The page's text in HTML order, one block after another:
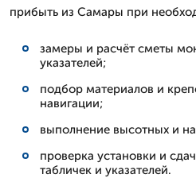
прибыть из Самары при
замеры и расчёт сметы
указателей;
подбор материалов и
навигации;
выполнение высотных и
проверка установки и
табличек и указателей.